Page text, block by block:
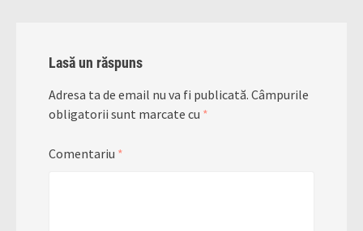
Lasă un răspuns
Adresa ta de email nu va fi publicată. Câmpurile
obligatorii sunt marcate cu *
Comentariu *